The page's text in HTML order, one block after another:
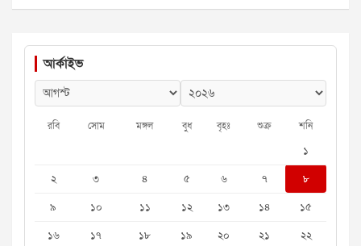
আর্কাইভ
রবি সোম মঙ্গল বুধ বৃহঃ শুক্র শনি
১
২
৩ ৪ ৫ ৬ ৭
৮
৯
১০ ১১ ১২ ১৩ ১৪
১৫
১৬
১৭ ১৮ ১৯ ২০ ২১ ২২